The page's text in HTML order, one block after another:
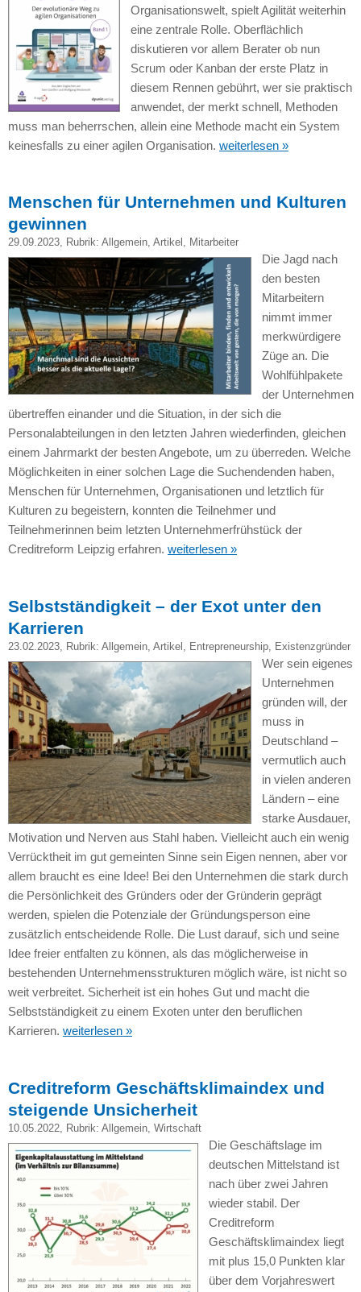
Organisationswelt, spielt Agilität weiterhin
eine zentrale Rolle. Oberflächlich
diskutieren vor allem Berater ob nun
Scrum oder Kanban der erste Platz in
diesem Rennen gebührt, wer sie praktisch
anwendet, der merkt schnell, Methoden
muss man beherrschen, allein eine Methode macht ein System
keinesfalls zu einer agilen Organisation. weiterlesen »
Menschen für Unternehmen und Kulturen
gewinnen
29.09.2023, Rubrik: Allgemein, Artikel , Mitarbeiter
Die Jagd nach
den besten
Mitarbeitern
nimmt immer
merkwürdigere
Züge an. Die
Wohlfühlpakete
der Unternehmen
übertreffen einander und die Situation, in der sich die
Personalabteilungen in den letzten Jahren wiederfinden, gleichen
einem Jahrmarkt der besten Angebote, um zu überreden. Welche
Möglichkeiten in einer solchen Lage die Suchendenden haben,
Menschen für Unternehmen, Organisationen und letztlich für
Kulturen zu begeistern, konnten die Teilnehmer und
Teilnehmerinnen beim letzten Unternehmerfrühstück der
Creditreform Leipzig erfahren. weiterlesen »
Selbstständigkeit – der Exot unter den
Karrieren
23.02.2023, Rubrik: Allgemein, Artikel , Entrepreneurship, Existenzgründer
Wer sein eigenes
Unternehmen
gründen will, der
muss in
Deutschland –
vermutlich auch
in vielen anderen
Ländern – eine
starke Ausdauer,
Motivation und Nerven aus Stahl haben. Vielleicht auch ein wenig
Verrücktheit im gut gemeinten Sinne sein Eigen nennen, aber vor
allem braucht es eine Idee! Bei den Unternehmen die stark durch
die Persönlichkeit des Gründers oder der Gründerin geprägt
werden, spielen die Potenziale der Gründungsperson eine
zusätzlich entscheidende Rolle. Die Lust darauf, sich und seine
Idee freier entfalten zu können, als das möglicherweise in
bestehenden Unternehmensstrukturen möglich wäre, ist nicht so
weit verbreitet. Sicherheit ist ein hohes Gut und macht die
Selbstständigkeit zu einem Exoten unter den beruflichen
Karrieren. weiterlesen »
Creditreform Geschäftsklimaindex und
steigende Unsicherheit
10.05.2022, Rubrik: Allgemein, Wirtschaft
Die Geschäftslage im
deutschen Mittelstand ist
nach über zwei Jahren
wieder stabil. Der
Creditreform
Geschäftsklimaindex liegt
mit plus 15,0 Punkten klar
über dem Vorjahreswert